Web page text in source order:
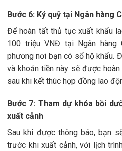
Bước 6: Ký quỹ tại Ngân hàng
Để hoàn tất thủ tục xuất khẩu
100 triệu VNĐ tại Ngân
phương nơi bạn có sổ hộ khẩu.
và khoản tiền này sẽ được
sau khi kết thúc hợp đồng lao
Bước 7: Tham dự khóa bồi
xuất cảnh
Sau khi được thông báo, bạn
trước khi xuất cảnh, với lịch